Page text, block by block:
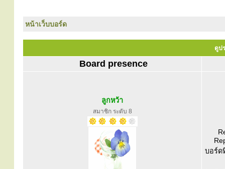
หน้าเว็บบอร์ด
ดูป
Board presence
ลูกหว้า
สมาชิก ระดับ 8
บอร์ด